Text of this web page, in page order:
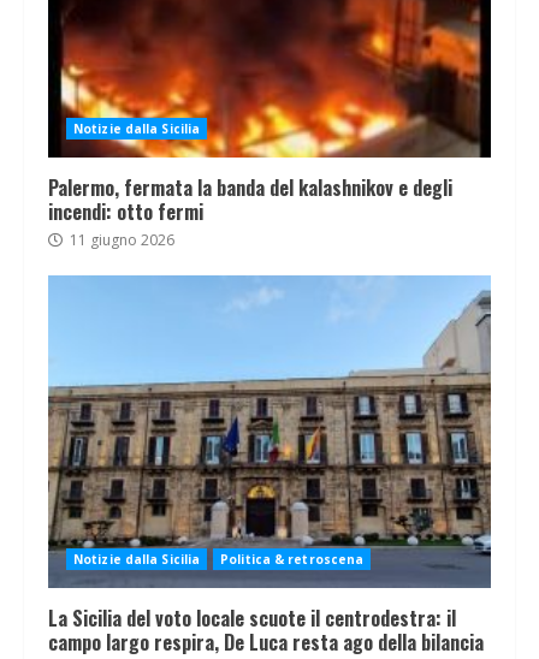
Notizie dalla Sicilia
Palermo, fermata la banda del kalashnikov e degli
incendi: otto fermi
11 giugno 2026
Notizie dalla Sicilia Politica & retroscena
La Sicilia del voto locale scuote il centrodestra: il
campo largo respira, De Luca resta ago della bilancia